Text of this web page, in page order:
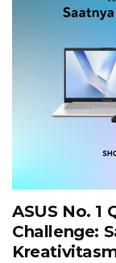
ASUS No. 1
Challenge: